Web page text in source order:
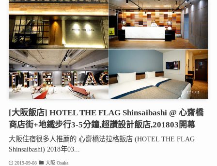
[大阪飯店] HOTEL THE FLAG Shinsaibashi @ 心齋橋
商店街+地鐵步行3-5分鐘,超讚設計飯店,201803開幕
大阪住宿很多人推薦的 心齋橋法拉格飯店 (HOTEL THE FLAG
Shinsaibashi) 2018年03...
2019-09-08 大阪 Osaka